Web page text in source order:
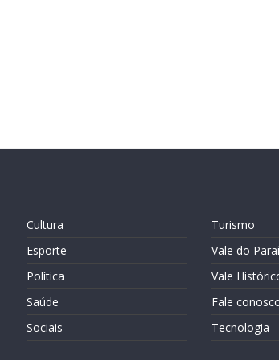
Cultura
Esporte
Política
Saúde
Sociais
Turismo
Vale do
Vale
Fale
Tecnologia